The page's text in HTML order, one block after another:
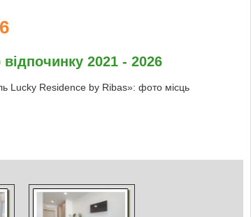
2021 - 2026
Lucky Residence by Ribas»: фото місць